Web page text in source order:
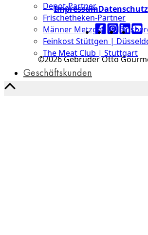
Depot-Partner
Frischetheken-Partner
Männer Metzger |
Feinkost Stüttgen |
The Meat Club | Stuttgart
Geschäftskunden
ImpressumDatenschutz
©2026 Gebrüder Otto